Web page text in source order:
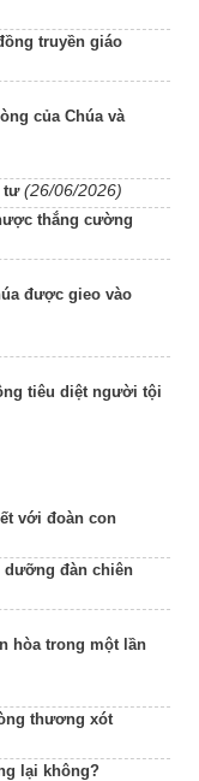
truyền giáo
của Chúa và
tư (26/06/2026)
thắng cường
được gieo vào
tiêu diệt người tội
với đoàn con
dưỡng đàn chiên
hòa trong một lần
thương xót
lại không?